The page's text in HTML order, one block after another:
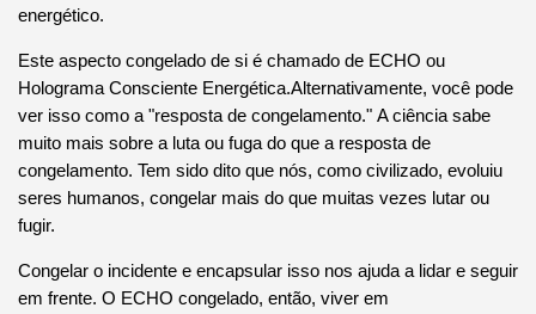
energético.
Este aspecto congelado de si é chamado de ECHO ou
Holograma Consciente Energética.Alternativamente, você pode
ver isso como a "resposta de congelamento." A ciência sabe
muito mais sobre a luta ou fuga do que a resposta de
congelamento. Tem sido dito que nós, como civilizado, evoluiu
seres humanos, congelar mais do que muitas vezes lutar ou
fugir.
Congelar o incidente e encapsular isso nos ajuda a lidar e seguir
em frente. O ECHO congelado, então, viver em